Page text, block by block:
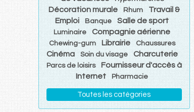
Décoration murale Rhum
Travail &
Emploi
Banque Salle de sport
Luminaire Compagnie aérienne
Chewing-gum Librairie Chaussures
Cinéma Soin du visage Charcuterie
Parcs de loisirs
Fournisseur d'accès à
Internet
Pharmacie
Toutes les catégories